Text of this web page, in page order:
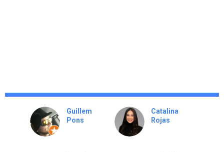
Guillem
Pons
Catalina
Rojas